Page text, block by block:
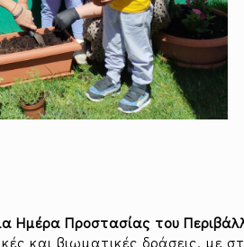
Ημέρα Προστασίας του
και βιωματικές δράσεις, με